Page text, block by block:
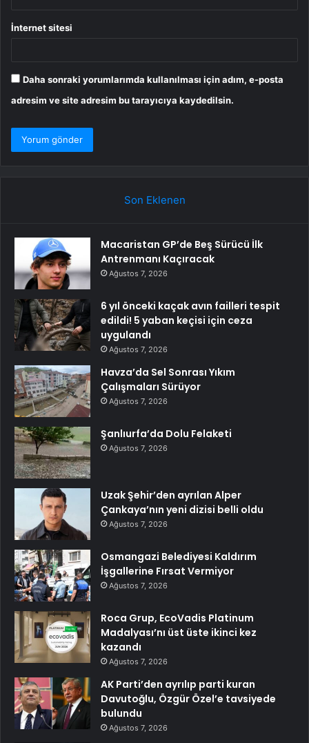
İnternet sitesi
Daha sonraki yorumlarımda kullanılması için adım, e-posta
adresim ve site adresim bu tarayıcıya kaydedilsin.
Son Eklenen
Macaristan GP’de Beş Sürücü İlk
Antrenmanı Kaçıracak
Ağustos 7, 2026
6 yıl önceki kaçak avın failleri tespit
edildi! 5 yaban keçisi için ceza
uygulandı
Ağustos 7, 2026
Havza’da Sel Sonrası Yıkım
Çalışmaları Sürüyor
Ağustos 7, 2026
Şanlıurfa’da Dolu Felaketi
Ağustos 7, 2026
Uzak Şehir’den ayrılan Alper
Çankaya’nın yeni dizisi belli oldu
Ağustos 7, 2026
Osmangazi Belediyesi Kaldırım
İşgallerine Fırsat Vermiyor
Ağustos 7, 2026
Roca Grup, EcoVadis Platinum
Madalyası’nı üst üste ikinci kez
kazandı
Ağustos 7, 2026
AK Parti’den ayrılıp parti kuran
Davutoğlu, Özgür Özel’e tavsiyede
bulundu
Ağustos 7, 2026